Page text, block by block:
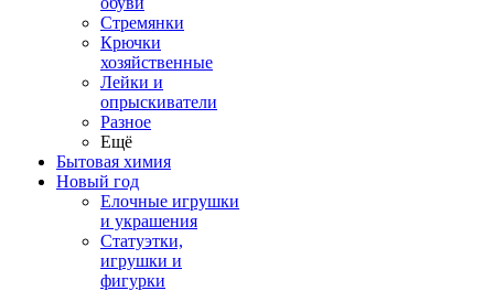
Стремянки
Крючки
хозяйственные
Лейки и
опрыскиватели
Разное
Ещё
Бытовая химия
Новый год
Елочные игрушки
и украшения
Статуэтки,
игрушки и
фигурки